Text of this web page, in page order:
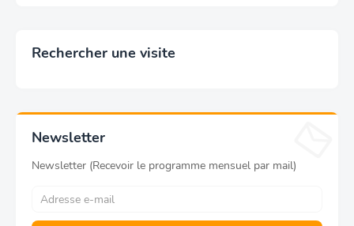
Rechercher une visite
Newsletter
Newsletter (Recevoir le programme mensuel par mail)